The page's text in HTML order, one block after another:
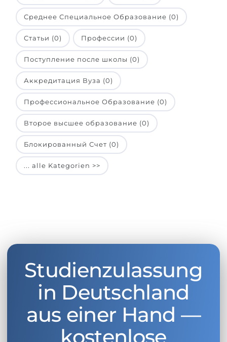
Среднее Специальное Образование (0)
Статьи (0) Профессии (0)
Поступление после школы (0)
Аккредитация Вуза (0)
Профессиональное Образование (0)
Второе высшее образование (0)
Блокированный Счет (0)
... alle Kategorien >>
Studienzulassung
in Deutschland
aus einer Hand —
kostenlose